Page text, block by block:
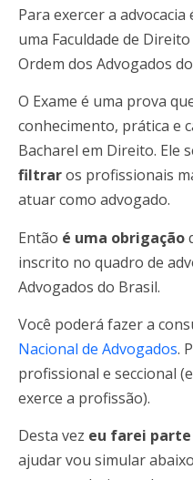
Para exercer a
uma Faculdade de
Ordem dos Advogados
O Exame é uma prova
conhecimento, prática e
Bacharel em Direito. Ele
filtraros profissionais
atuar como advogado.
Então é uma obrigação
inscrito no quadro de
Advogados do Brasil.
Você poderá fazer a
Nacional de Advogados.
profissional e seccional
exerce a profissão).
Desta vez eu farei
ajudar vou simular